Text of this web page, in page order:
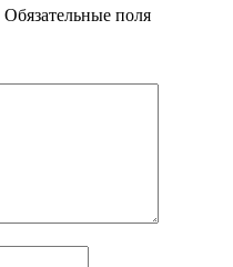
Обязательные поля